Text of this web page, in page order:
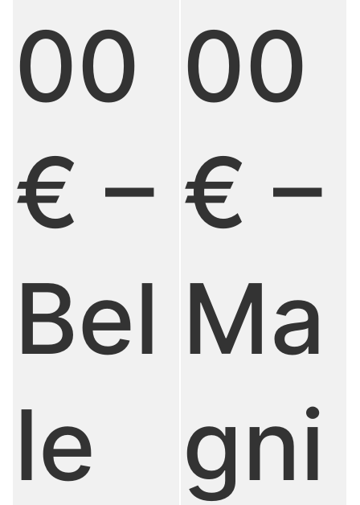
00
€ –
Bel
le
00
€ –
Ma
gni